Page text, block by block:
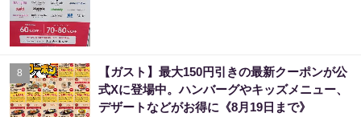
8
【ガスト】最大150円引きの最新クーポンが公
式Xに登場中。ハンバーグやキッズメニュー、
デザートなどがお得に《8月19日まで》